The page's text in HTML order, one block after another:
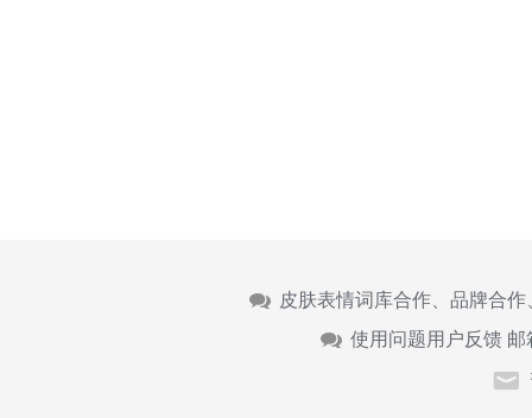
皮肤表情词库合作、品牌合
使用问题用户反馈 邮